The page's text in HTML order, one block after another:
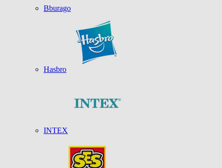
Bburago
Hasbro
INTEX